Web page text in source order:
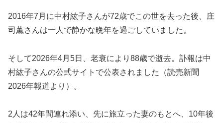
2016年7月に中村紘子さんが72歳でこの世を去った後、庄
司薫さんは一人で静かな晩年を過ごしていました。
そして2026年4月5日、老衰により88歳で逝去。訃報は中
村紘子さんの公式サイトで公表されました（読売新聞
2026年報道より）。
2人は42年間連れ添い、先に旅立った妻のもとへ、10年後